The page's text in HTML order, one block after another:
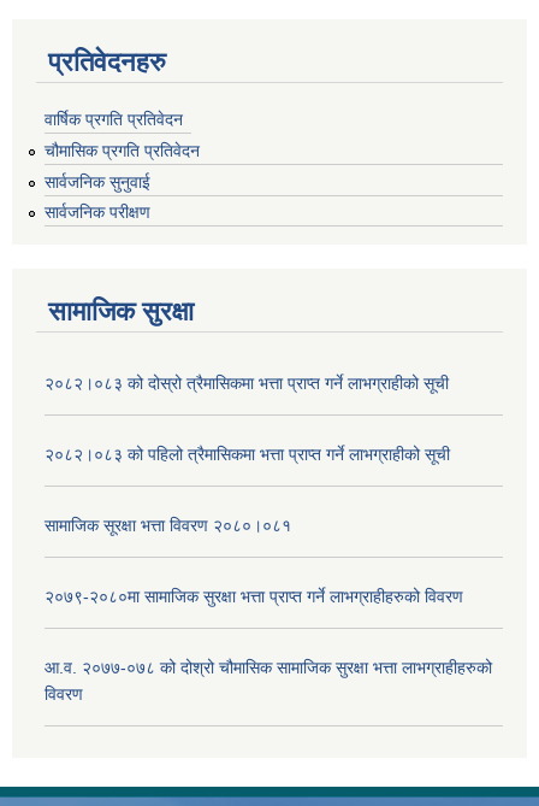
प्रतिवेदनहरु
वार्षिक प्रगति प्रतिवेदन
चौमासिक प्रगति प्रतिवेदन
सार्वजनिक सुनुवाई
सार्वजनिक परीक्षण
सामाजिक सुरक्षा
२०८२।०८३ को दोस्रो त्रैमासिकमा भत्ता प्राप्‍त गर्ने लाभग्राहीको सूची
२०८२।०८३ को पहिलो त्रैमासिकमा भत्ता प्राप्‍त गर्ने लाभग्राहीको सूची
सामाजिक सूरक्षा भत्ता विवरण २०८०।०८१
२०७९-२०८०मा सामाजिक सुरक्षा भत्ता प्राप्त गर्ने लाभग्राहीहरुको विवरण
आ.व. २०७७-०७८ को दोश्रो चौमासिक सामाजिक सुरक्षा भत्ता लाभग्राहीहरुको
विवरण